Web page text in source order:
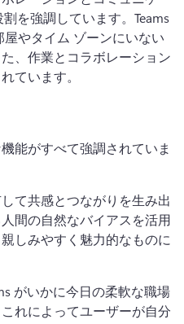
を強調しています。 Teams
やタイム ゾーンにいない
、作業とコラボレーション
ています。
能がすべて強調されていま
て共感とつながりを生み出
間の自然なバイアスを活用
しみやすく魅力的なものに
がいかに今日の柔軟な職場
れによってユーザーが自分